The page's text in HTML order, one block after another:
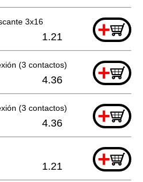
3x16 +
1.21
(3 contactos) +
4.36
(3 contactos) +
4.36
+
1.21